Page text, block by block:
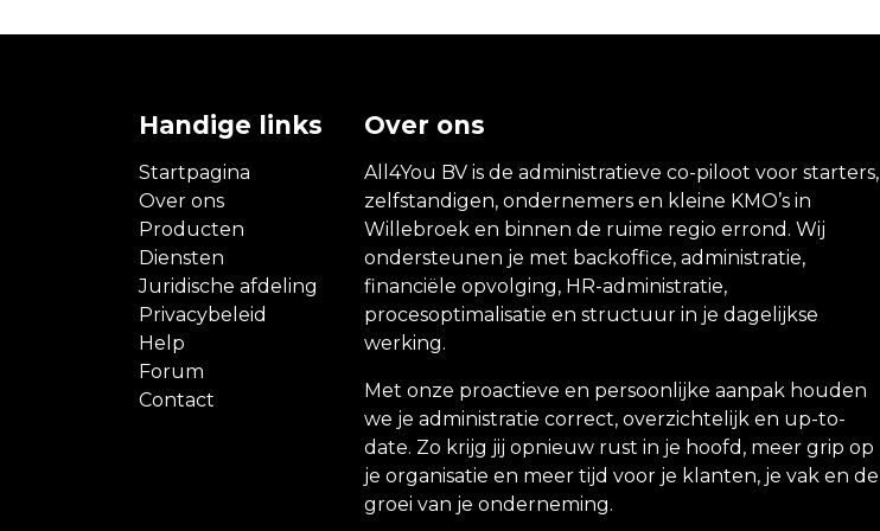
Handige links
Startpagina
Over ons
Producten
Diensten
Juridische afdeling
Privacybeleid
Help
Forum
Contact
Over ons
All4You BV is de administratieve co-piloot voor starters,
zelfstandigen, ondernemers en kleine KMO’s in
Willebroek en binnen de ruime regio errond. Wij
ondersteunen je met backoffice, administratie,
financiële opvolging, HR-administratie,
procesoptimalisatie en structuur in je dagelijkse
werking.
Met onze proactieve en persoonlijke aanpak houden
we je administratie correct, overzichtelijk en up-to-
date. Zo krijg jij opnieuw rust in je hoofd, meer grip op
je organisatie en meer tijd voor je klanten, je vak en de
groei van je onderneming.